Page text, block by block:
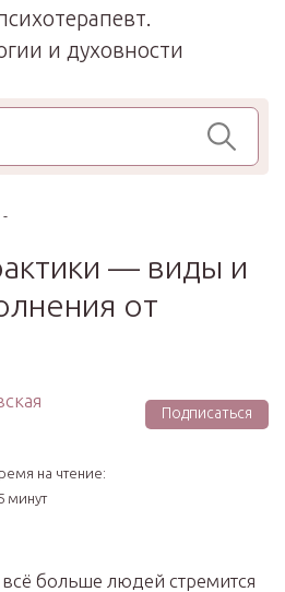
и духовности
-
— виды и
от
Подписаться
на чтение:
минут
больше людей стремится